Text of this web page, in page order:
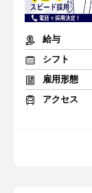
給与
シフト
雇用形態
アクセス